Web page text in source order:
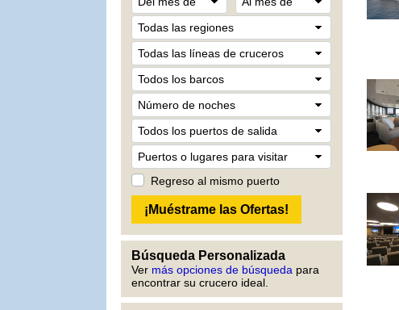
Regreso al mismo puerto
Búsqueda Personalizada
Ver más opciones de búsqueda para
encontrar su crucero ideal.